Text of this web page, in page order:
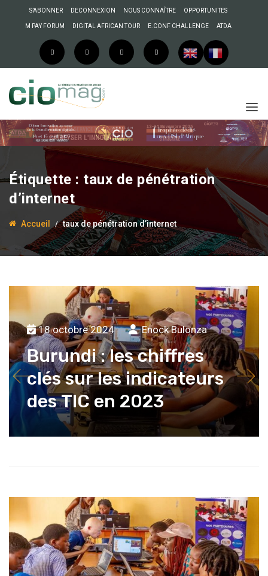
S’ABONNER DECONNEXION NOUS CONNAÎTRE OPPORTUNITES
M PAY FORUM DIGITAL AFRICAN TOUR E.CONF CHALLENGE ATDA
Étiquette : taux de pénétration
d’internet
Accueil taux de pénétration d’internet
18 octobre 2024 Enock Bulonza
Burundi : les chiffres
clés sur les indicateurs
des TIC en 2023